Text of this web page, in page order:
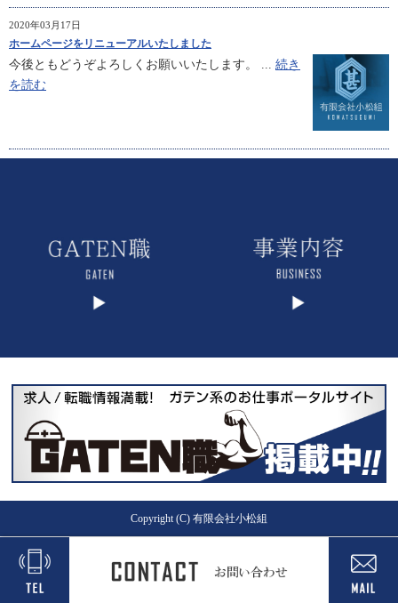
2020年03月17日
ホームページをリニューアルいたしました
今後ともどうぞよろしくお願いいたします。 ... 続き
を読む
Copyright (C) 有限会社小松組